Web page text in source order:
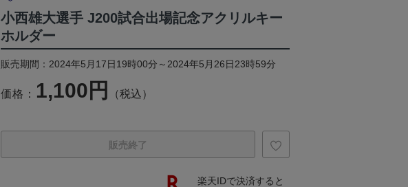
小西雄大選手 J200試合出場記念アクリルキー
ホルダー
販売期間：2024年5月17日19時00分～2024年5月26日23時59分
価格： 1,100円 （税込）
販売終了
楽天IDで決済すると